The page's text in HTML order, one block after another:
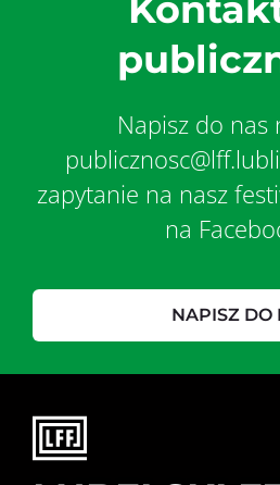
Napisz do nas
zapytanie na nasz
na
NAPISZ DO